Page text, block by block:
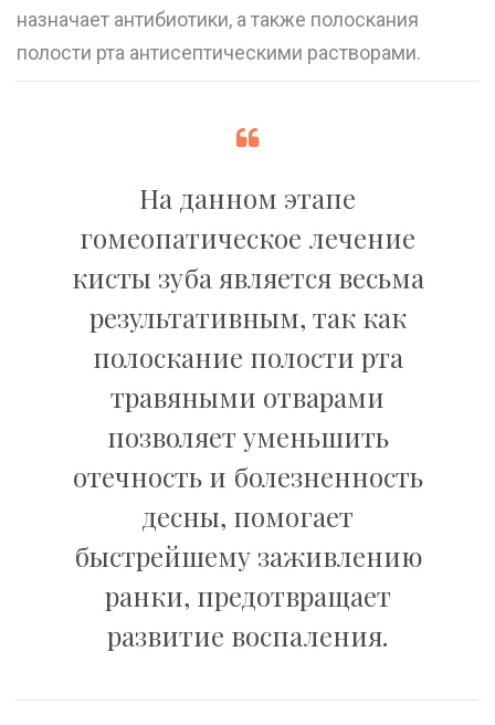
назначает антибиотики, а также полоскания
полости рта антисептическими растворами.
На данном этапе
гомеопатическое лечение
кисты зуба является весьма
результативным, так как
полоскание полости рта
травяными отварами
позволяет уменьшить
отечность и болезненность
десны, помогает
быстрейшему заживлению
ранки, предотвращает
развитие воспаления.